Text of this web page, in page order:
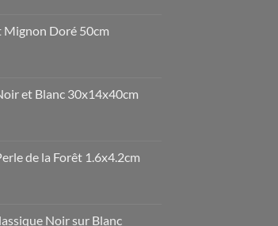
Doré 50cm
et Blanc 30x14x40cm
de la Forêt 1.6x4.2cm
Noir sur Blanc